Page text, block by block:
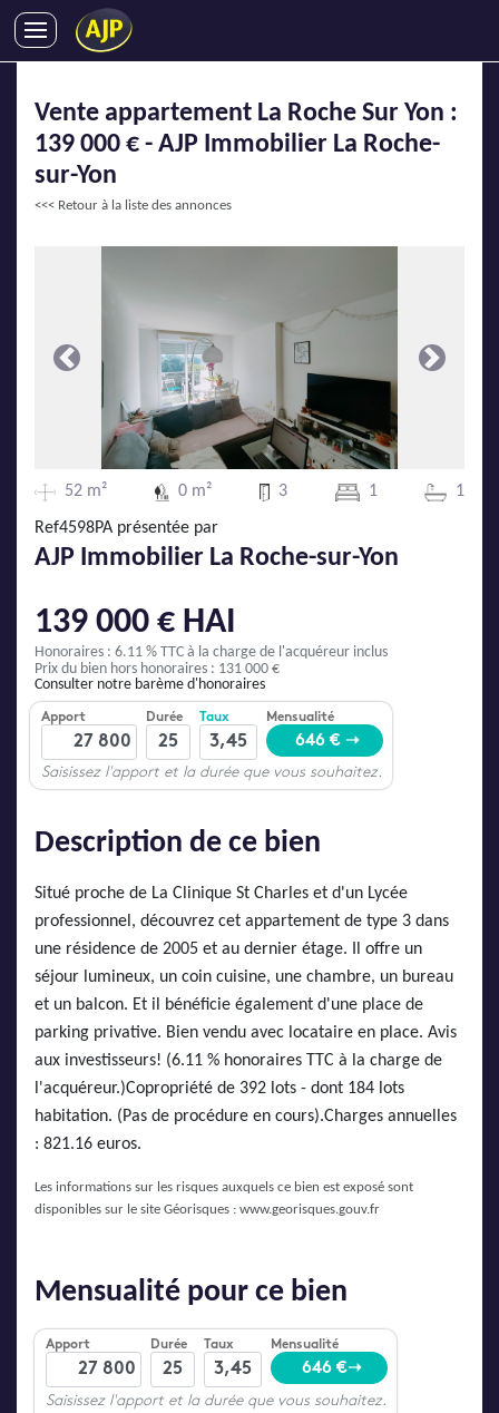
VENTES
LOCATIONS
GESTION LOCATIVE
ENTREPRISES
DEVENIR FRANCHISÉ
AJP Recrute
AJP Actualités
Service Qualité Clients
Vente appartement La Roche Sur Yon :
139 000 € - AJP Immobilier La Roche-
sur-Yon
<<< Retour à la liste des annonces
Précédente Suivante
52 m² 0 m² 3 1 1
Ref4598PA présentée par
AJP Immobilier La Roche-sur-Yon
139 000 € HAI
Honoraires : 6.11 % TTC à la charge de l'acquéreur inclus
Prix du bien hors honoraires : 131 000 €
Consulter notre barème d'honoraires
Description de ce bien
Situé proche de La Clinique St Charles et d'un Lycée
professionnel, découvrez cet appartement de type 3 dans
une résidence de 2005 et au dernier étage. Il offre un
séjour lumineux, un coin cuisine, une chambre, un bureau
et un balcon. Et il bénéficie également d'une place de
parking privative. Bien vendu avec locataire en place. Avis
aux investisseurs! (6.11 % honoraires TTC à la charge de
l'acquéreur.)Copropriété de 392 lots - dont 184 lots
habitation. (Pas de procédure en cours).Charges annuelles
: 821.16 euros.
Les informations sur les risques auxquels ce bien est exposé sont
disponibles sur le site Géorisques : www.georisques.gouv.fr
Mensualité pour ce bien